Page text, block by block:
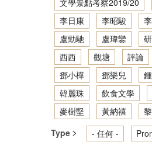
文學景點考察2019/20
李日康
李昭駿
盧勁馳
盧瑋鑾
西西
觀塘 評論
鄧小樺
鄧樂兒
韓麗珠
飲食文學
麥樹堅
黃納禧
Type
- 任何 -